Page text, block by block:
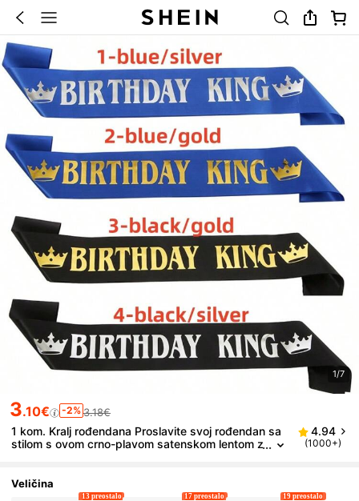
1/7
3.10€ -2% 3.18€
1 kom. Kralj rođendana Proslavite svoj rođendan sa
stilom s ovom crno-plavom satenskom lentom z
je svojim ukrasima za zabavu Vrpca za zabavu, Bo
4.94
(1000+)
Veličina
13 preostalo 17 preostalo 19 preostalo